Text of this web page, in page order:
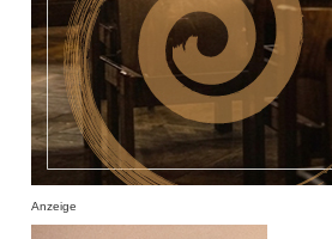
Anzeige